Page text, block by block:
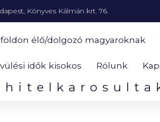
Könyves Kálmán krt. 76.
élő/dolgozó magyaroknak
idők kisokos Rólunk